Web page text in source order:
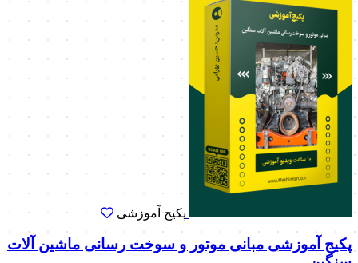
پکیج آموزشی
پکیج آموزشی مبانی موتور و سوخت رسانی ماشین آلات